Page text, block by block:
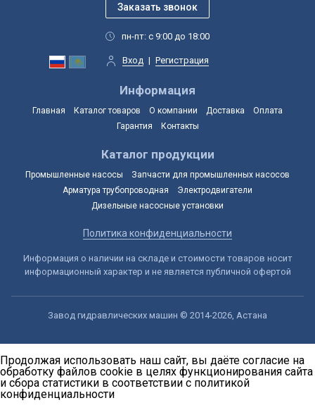
пн-пт: с 9:00 до 18:00
Вход | Регистрация
Информация
Главная Каталог товаров О компании Доставка
Оплата
Гарантия
Контакты
Каталог продукции
Промышленные насосы
Запчасти для промышленных насосов
Арматура трубопроводная
Электродвигатели
Дизельные насосные установки
Политика конфиденциальности
Информация о наличии на складе и стоимости товаров носит
информационный характер и не является публичной офертой
Завод гидравлических машин © 2014-2026, Астана
Продолжая использовать наш сайт, вы даёте согласие на
обработку файлов cookie в целях функционирования сайта
и сбора статистики в соответствии с политикой
конфиденциальности